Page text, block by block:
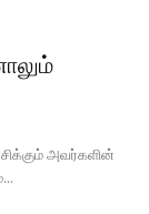
அவர்களின்